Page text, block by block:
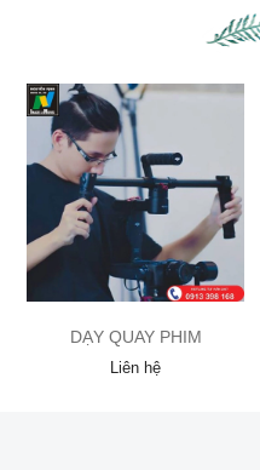
DẠY QUAY PHIM
Liên hệ